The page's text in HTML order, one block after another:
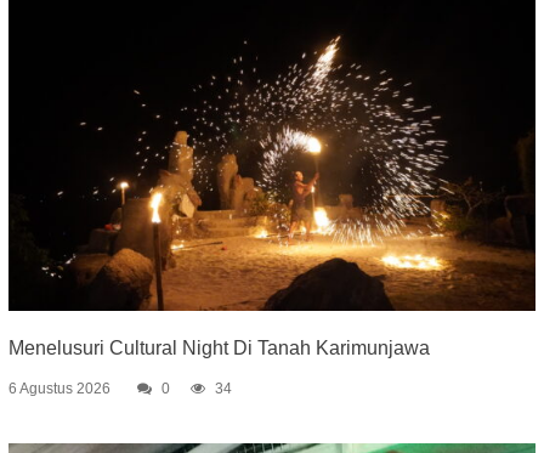
Menelusuri Cultural Night Di Tanah Karimunjawa
6 Agustus 2026 0 34